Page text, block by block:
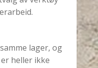
lager, og
heller ikke